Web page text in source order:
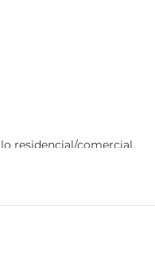
residencial/comercial.